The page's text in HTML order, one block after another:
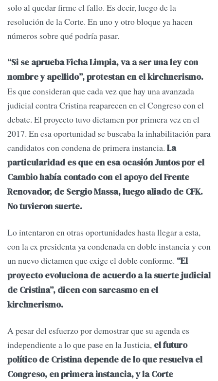
solo al quedar firme el fallo. Es decir, luego de la
resolución de la Corte. En uno y otro bloque ya hacen
números sobre qué podría pasar.
“Si se aprueba Ficha Limpia, va a ser una ley con
nombre y apellido”, protestan en el kirchnerismo.
Es que consideran que cada vez que hay una avanzada
judicial contra Cristina reaparecen en el Congreso con el
debate. El proyecto tuvo dictamen por primera vez en el
2017. En esa oportunidad se buscaba la inhabilitación para
candidatos con condena de primera instancia. La
particularidad es que en esa ocasión Juntos por el
Cambio había contado con el apoyo del Frente
Renovador, de Sergio Massa, luego aliado de CFK.
No tuvieron suerte.
Lo intentaron en otras oportunidades hasta llegar a esta,
con la ex presidenta ya condenada en doble instancia y con
un nuevo dictamen que exige el doble conforme. “El
proyecto evoluciona de acuerdo a la suerte judicial
de Cristina”, dicen con sarcasmo en el
kirchnerismo.
A pesar del esfuerzo por demostrar que su agenda es
independiente a lo que pase en la Justicia, el futuro
político de Cristina depende de lo que resuelva el
Congreso, en primera instancia, y la Corte